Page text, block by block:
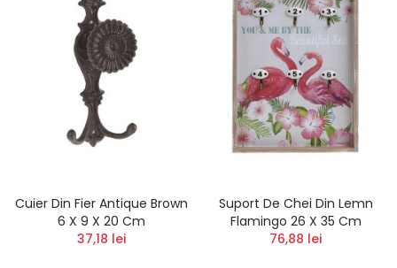
Cuier Din Fier Antique Brown
6 X 9 X 20 Cm
37,18 lei
Suport De Chei Din Lemn
Flamingo 26 X 35 Cm
76,88 lei